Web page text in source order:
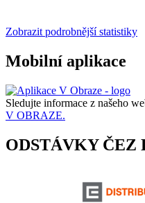
Zobrazit podrobnější statistiky
Mobilní aplikace
Sledujte informace z našeho
V OBRAZE.
ODSTÁVKY ČEZ